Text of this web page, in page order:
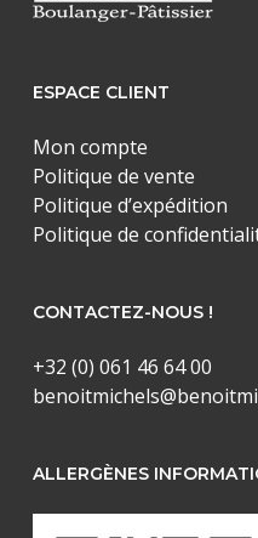
ESPACE CLIENT
Mon compte
Politique de vente
Politique d’expédition
Politique de
CONTACTEZ-NOUS !
+32 (0) 061 46 64 00
ALLERGÈNES